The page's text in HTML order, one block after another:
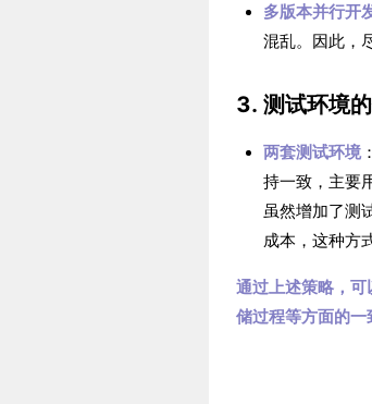
多版本并行开
混乱。因此，
3. 测试环境
两套测试环境
持一致，主要
虽然增加了测
成本，这种方
通过上述策略，
储过程等方面的一